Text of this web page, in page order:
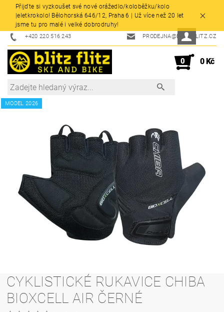
Přijďte si vyzkoušet své nové orážedlo/koloběžku/kolo
|eletkrokolo! Bělohorská 646/12, Praha 6 | Už více než 20 let
jsme tu pro malé i velké dobrodruhy!
+420 220 516 243 PRODEJNA@BLITZFLITZ.CZ
0 0 Kč
MODEL 2026
CYKLISTICKÉ RUKAVICE CHIBA
BIOXCELL AIR ČERNÉ